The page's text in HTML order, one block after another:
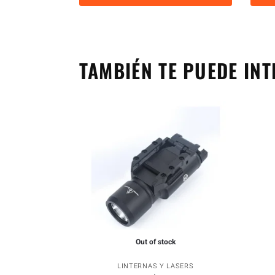
TAMBIÉN TE PUEDE
Out of stock
LINTERNAS Y LASERS